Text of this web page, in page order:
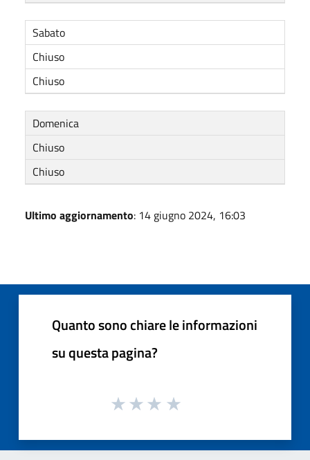
Sabato
Chiuso
Chiuso
Domenica
Chiuso
Chiuso
Ultimo aggiornamento: 14 giugno 2024, 16:03
Quanto sono chiare le informazioni
su questa pagina?